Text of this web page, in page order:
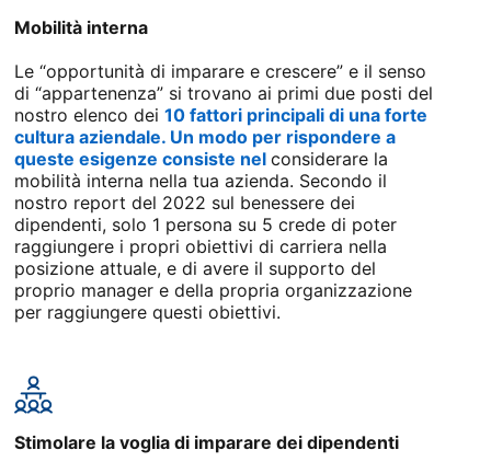
Mobilità interna
Le “opportunità di imparare e crescere” e il senso
di “appartenenza” si trovano ai primi due posti del
nostro elenco dei10 fattori principali di una forte
cultura aziendale. Un modo per rispondere a
queste esigenze consiste nelopens in a new tab
considerare la
mobilità interna nella tua azienda. Secondo il
nostro report del 2022 sul benessere dei
dipendenti, solo 1 persona su 5 crede di poter
raggiungere i propri obiettivi di carriera nella
posizione attuale, e di avere il supporto del
proprio manager e della propria organizzazione
per raggiungere questi obiettivi.
Stimolare la voglia di imparare dei dipendenti